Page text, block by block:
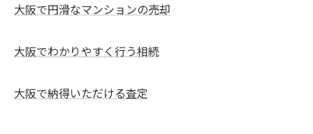
大阪で円滑なマンションの売却
大阪でわかりやすく行う相続
大阪で納得いただける査定